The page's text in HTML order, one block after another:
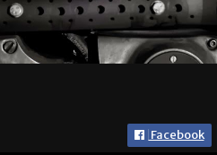
Facebook